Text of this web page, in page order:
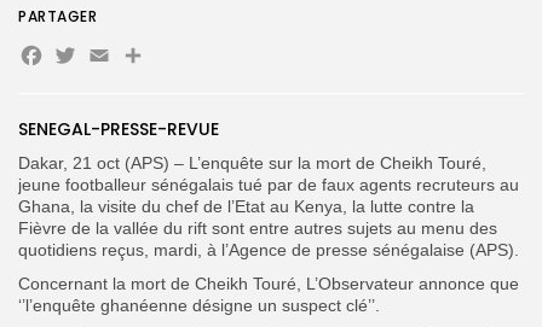
Search
Button
FR
SENEGAL-PRESSE-REVUE
Dakar, 21 oct (APS) – L’enquête sur la mort de Cheikh Touré,
jeune footballeur sénégalais tué par de faux agents recruteurs au
Ghana, la visite du chef de l’Etat au Kenya, la lutte contre la
Fièvre de la vallée du rift sont entre autres sujets au menu des
quotidiens reçus, mardi, à l’Agence de presse sénégalaise (APS).
Concernant la mort de Cheikh Touré, L’Observateur annonce que
‘’l’enquête ghanéenne désigne un suspect clé’’.
PARTAGER
Facebook
Twitter
EmailPartager